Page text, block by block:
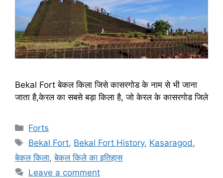
Bekal Fort बेकल किला जिसे कासरगोड के नाम से भी जाना
जाता है,केरल का सबसे बड़ा किला है, जो केरल के कासरगोड जिले
Categories
Forts
Tags
Bekal Fort, Bekal Fort History, Kasaragod ,
बेकल किला,बेकल किले का इतिहास
Leave a comment